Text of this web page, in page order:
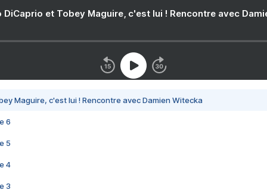
DiCaprio et Tobey Maguire, c'est lui ! Rencontre avec
Maguire, c'est lui ! Rencontre avec Damien Witecka
6
5
4
3